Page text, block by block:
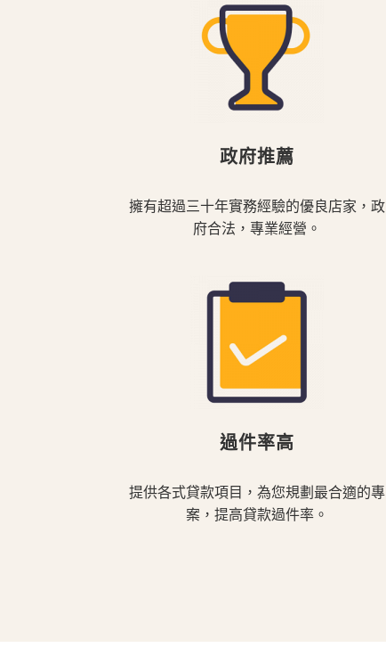
政府推薦
擁有超過三十年實務經驗的優良店家，政
府合法，專業經營。
過件率高
提供各式貸款項目，為您規劃最合適的專
案，提高貸款過件率。